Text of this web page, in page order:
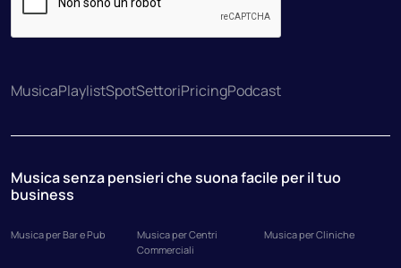
MusicaPlaylistSpotSettoriPricingPodcast
Musica senza pensieri che suona facile per il tuo
business
Musica per Bar e Pub
Musica per Centri
Commerciali
Musica per Cliniche